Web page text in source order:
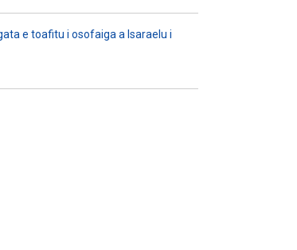
e toafitu i osofaiga a Isaraelu i